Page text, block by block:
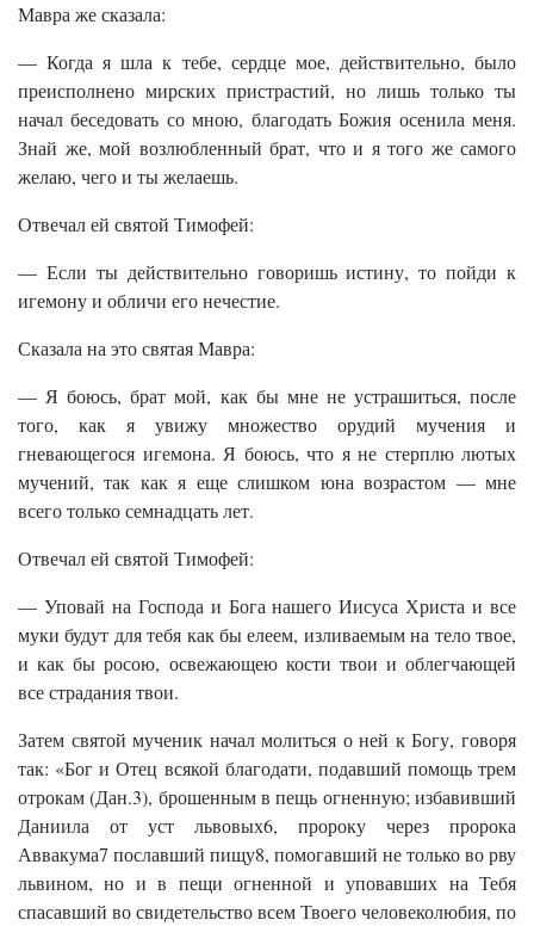
Мавра же сказала:
— Когда я шла к тебе, сердце мое, действительно, было
преисполнено мирских пристрастий, но лишь только ты
начал беседовать со мною, благодать Божия осенила меня.
Знай же, мой возлюбленный брат, что и я того же самого
желаю, чего и ты желаешь.
Отвечал ей святой Тимофей:
— Если ты действительно говоришь истину, то пойди к
игемону и обличи его нечестие.
Сказала на это святая Мавра:
— Я боюсь, брат мой, как бы мне не устрашиться, после
того, как я увижу множество орудий мучения и
гневающегося игемона. Я боюсь, что я не стерплю лютых
мучений, так как я еще слишком юна возрастом — мне
всего только семнадцать лет.
Отвечал ей святой Тимофей:
— Уповай на Господа и Бога нашего Иисуса Христа и все
муки будут для тебя как бы елеем, изливаемым на тело твое,
и как бы росою, освежающею кости твои и облегчающей
все страдания твои.
Затем святой мученик начал молиться о ней к Богу, говоря
так: «Бог и Отец всякой благодати, подавший помощь трем
отрокам (Дан.3), брошенным в пещь огненную; избавивший
Даниила от уст львовых6, пророку через пророка
Аввакума7 пославший пищу8, помогавший не только во рву
львином, но и в пещи огненной и уповавших на Тебя
спасавший во свидетельство всем Твоего человеколюбия, по